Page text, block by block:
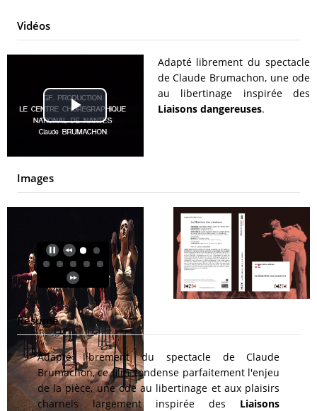
Vidéos
Play
Video
Adapté librement du spectacle
de Claude Brumachon, une ode
au libertinage inspirée des
Liaisons dangereuses.
Images
Résumé
Adapté librement du spectacle de Claude
Brumachon, ce film condense parfaitement l'enjeu
de la pièce, une ode au libertinage et aux plaisirs
charnels largement inspirée des Liaisons